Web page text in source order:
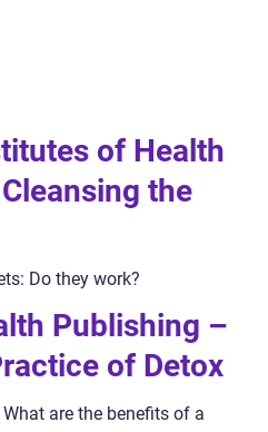
of Health
the
Do they work?
Publishing –
of Detox
are the benefits of a